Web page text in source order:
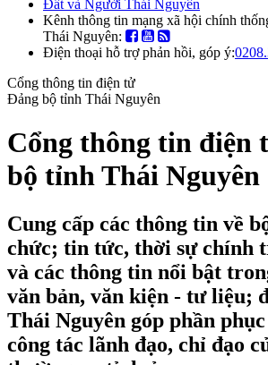
Đất và Người Thái Nguyên
Kênh thông tin mạng xã hội chính
Thái Nguyên:
Điện thoại hỗ trợ phản hồi, góp ý:
Cổng thông tin điện tử
Đảng bộ tỉnh Thái Nguyên
Cổng thông tin điện
bộ tỉnh Thái Nguyên
Cung cấp các thông tin về
chức; tin tức, thời sự chính
và các thông tin nổi bật
văn bản, văn kiện - tư liệu;
Thái Nguyên góp phần
công tác lãnh đạo, chỉ đạo